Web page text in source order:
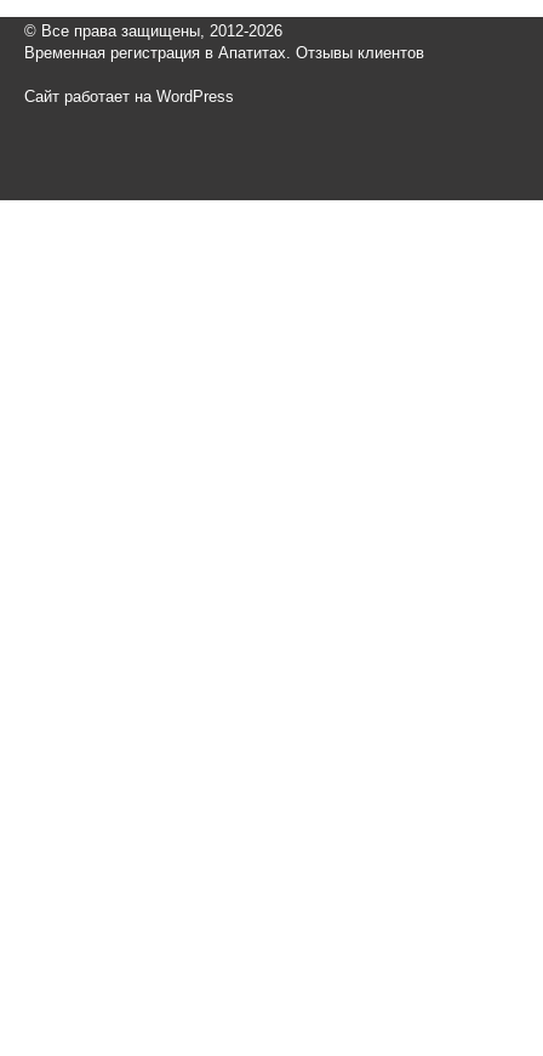
© Все права защищены, 2012-2026
Временная регистрация в Апатитах. Отзывы клиентов
Сайт работает на WordPress